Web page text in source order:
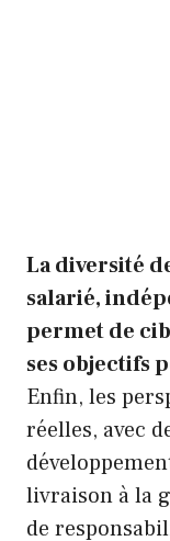
La diversité
salarié,
permet de
ses objectifs
Enfin, les
réelles, avec
livraison à la
de